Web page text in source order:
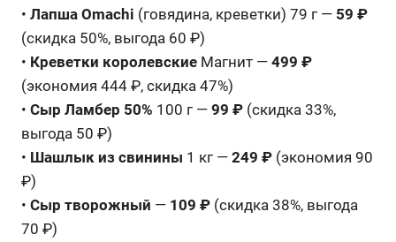
• Лапша Omachi (говядина, креветки) 79 г — 59 ₽
(скидка 50%, выгода 60 ₽)
• Креветки королевские Магнит — 499 ₽
(экономия 444 ₽, скидка 47%)
• Сыр Ламбер 50% 100 г — 99 ₽ (скидка 33%,
выгода 50 ₽)
• Шашлык из свинины 1 кг — 249 ₽ (экономия 90
₽)
• Сыр творожный — 109 ₽ (скидка 38%, выгода
70 ₽)